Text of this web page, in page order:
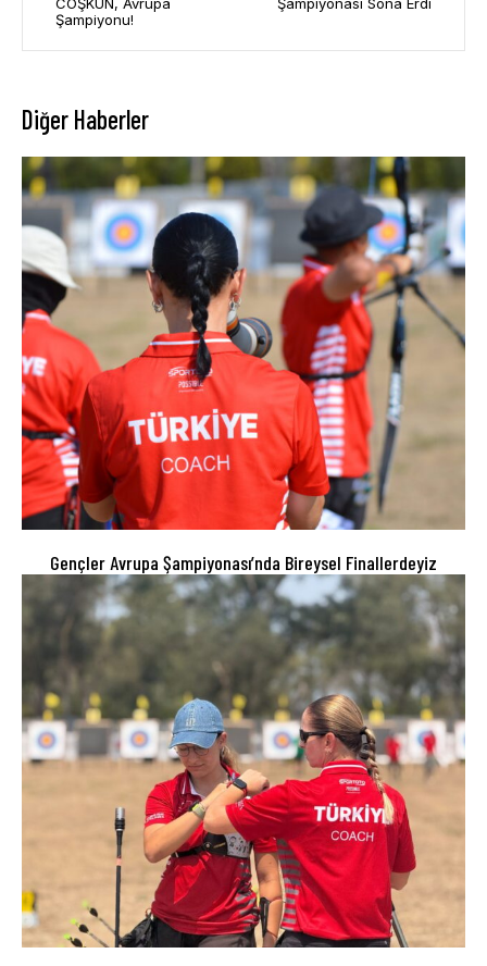
Şampiyonu!
Diğer Haberler
Gençler Avrupa Şampiyonası’nda Bireysel Finallerdeyiz